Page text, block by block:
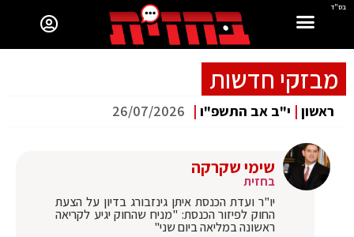
בס"ד
מבזקי חדשות
ראשון | י"ב אב התשפ"ו |
26/07/2026
שימי שקרקה
בחזית
יו"ר ועדת הכנסת איתן גינזבורג בדיון על הצעת
החוק לפיזור הכנסת: "מניח שהחוק יגיע לקריאה
ראשונה במליאה ביום שני"